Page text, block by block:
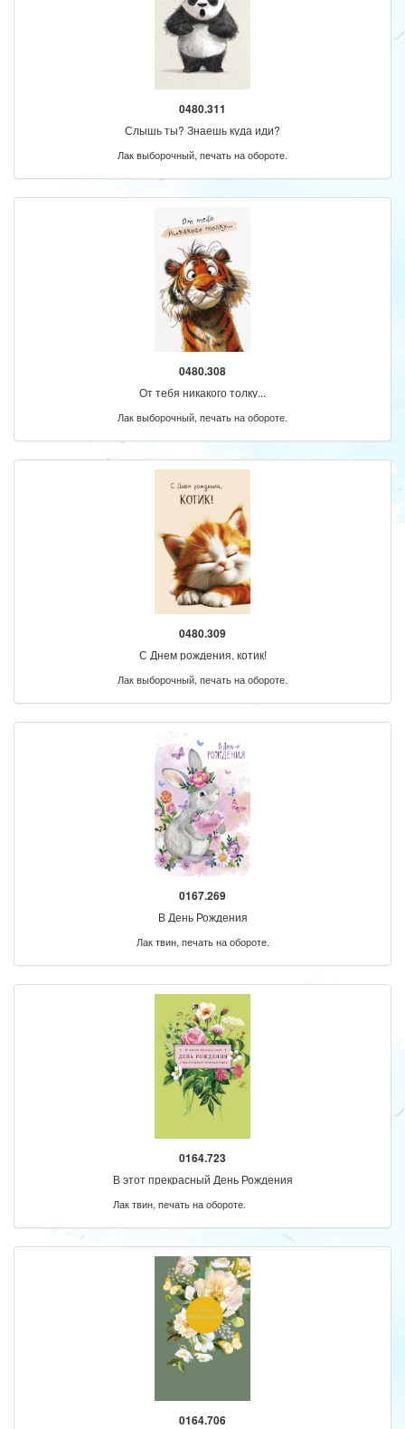
0480.311
Слышь ты? Знаешь куда иди?
Лак выборочный, печать на обороте.
0480.308
От тебя никакого толку...
Лак выборочный, печать на обороте.
0480.309
С Днем рождения, котик!
Лак выборочный, печать на обороте.
0167.269
В День Рождения
Лак твин, печать на обороте.
0164.723
В этот прекрасный День Рождения
Лак твин, печать на обороте.
0164.706